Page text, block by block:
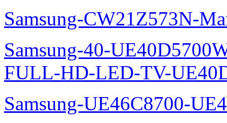
Samsung-CW21Z573N-
Samsung-40-
FULL-HD-LED-TV-
Samsung-UE46C8700-